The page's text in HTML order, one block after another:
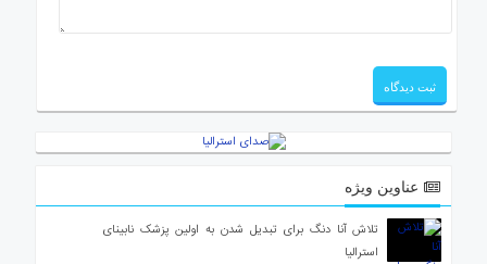
عناوین ویژه
تلاش آنا دنگ برای تبدیل شدن به اولین پزشک نابینای
استرالیا